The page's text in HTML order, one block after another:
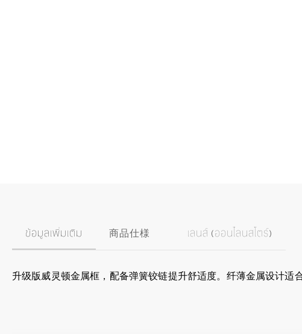
ข้อมูลเพิ่มเติม 商品仕様 เลนส์ (ออนไลนสโตร์)
升级版威灵顿金属框，配备弹簧铰链提升舒适度。纤薄金属设计适